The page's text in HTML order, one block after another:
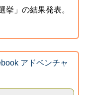
」の結果発表。
アドベンチャ